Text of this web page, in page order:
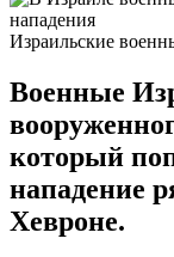
Израильские
Военные
который
нападение
Хевроне.